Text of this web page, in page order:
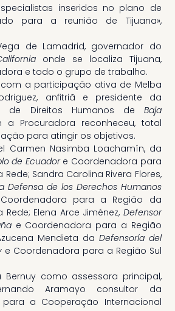
inseridos no plano de
para a reunião de Tijuana»,
de Lamadrid, governador do
onde se localiza Tijuana,
e todo o grupo de trabalho.
a participação ativa de Melba
anfitriã e presidente da
de Direitos Humanos de Baja
Procuradora reconheceu, total
para atingir os objetivos.
Carmen Nasimba Loachamín, da
de Ecuadore Coordenadora para
Sandra Carolina Rivera Flores,
Defensa de los Derechos Humanos
para a Região da
Elena Arce Jiménez, Defensor
e Coordenadora para a Região
Mendieta da Defensoría del
e Coordenadora para a Região Sul
Bernuy como assessora principal,
Aramayo consultor da
para a Cooperação Internacional